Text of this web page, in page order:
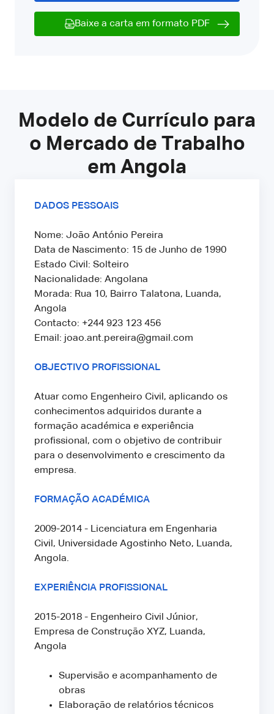
Baixe a carta em formato PDF
Modelo de Currículo para
o Mercado de Trabalho
em Angola
DADOS PESSOAIS
Nome: João António Pereira
Data de Nascimento: 15 de Junho de 1990
Estado Civil: Solteiro
Nacionalidade: Angolana
Morada: Rua 10, Bairro Talatona, Luanda,
Angola
Contacto: +244 923 123 456
Email: joao.ant.pereira@gmail.com
OBJECTIVO PROFISSIONAL
Atuar como Engenheiro Civil, aplicando os
conhecimentos adquiridos durante a
formação académica e experiência
profissional, com o objetivo de contribuir
para o desenvolvimento e crescimento da
empresa.
FORMAÇÃO ACADÉMICA
2009-2014 - Licenciatura em Engenharia
Civil, Universidade Agostinho Neto, Luanda,
Angola.
EXPERIÊNCIA PROFISSIONAL
2015-2018 - Engenheiro Civil Júnior,
Empresa de Construção XYZ, Luanda,
Angola
Supervisão e acompanhamento de
obras
Elaboração de relatórios técnicos